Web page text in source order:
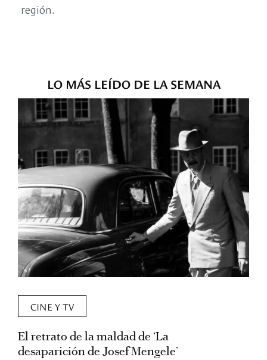
región.
LO MÁS LEÍDO DE LA SEMANA
CINE Y TV
El retrato de la maldad de ‘La
desaparición de Josef Mengele’